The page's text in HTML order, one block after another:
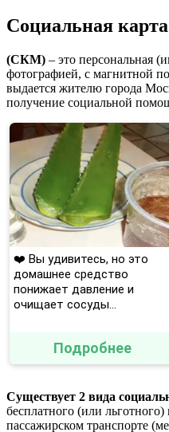
Социальная
(СКМ) – это персональная
фотографией, с магнитной
выдается жителю города
получение социальной
❤️ Вы удивитесь, но это
домашнее средство
понижает давление и
очищает сосуды...
Подробнее
Существует 2 вида
бесплатного (или льготного)
пассажирском транспорте